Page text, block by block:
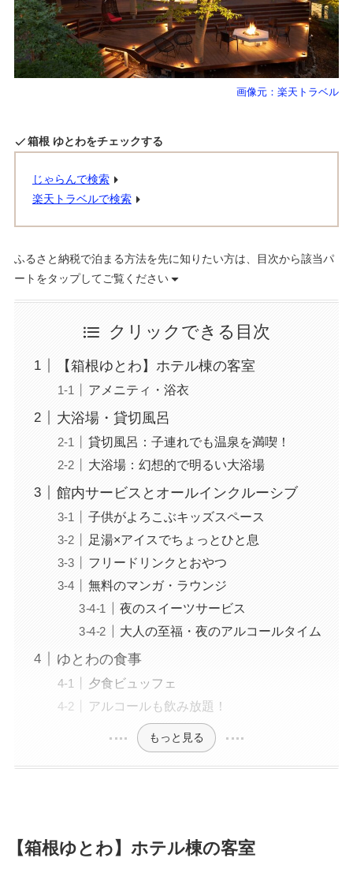
画像元：楽天トラベル
箱根 ゆとわをチェックする
じゃらんで検索
楽天トラベルで検索
ふるさと納税で泊まる方法を先に知りたい方は、目次から該当パ
ートをタップしてご覧ください
クリックできる目次
【箱根ゆとわ】ホテル棟の客室
アメニティ・浴衣
大浴場・貸切風呂
貸切風呂：子連れでも温泉を満喫！
大浴場：幻想的で明るい大浴場
館内サービスとオールインクルーシブ
子供がよろこぶキッズスペース
足湯×アイスでちょっとひと息
フリードリンクとおやつ
無料のマンガ・ラウンジ
夜のスイーツサービス
大人の至福・夜のアルコールタイム
ゆとわの食事
夕食ビュッフェ
アルコールも飲み放題！
もっと見る
【箱根ゆとわ】ホテル棟の客室